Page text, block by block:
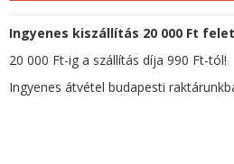
Ingyenes kiszállítás 20 000 Ft
20 000 Ft-ig a szállítás díja 990 Ft-tól!
Ingyenes átvétel budapesti